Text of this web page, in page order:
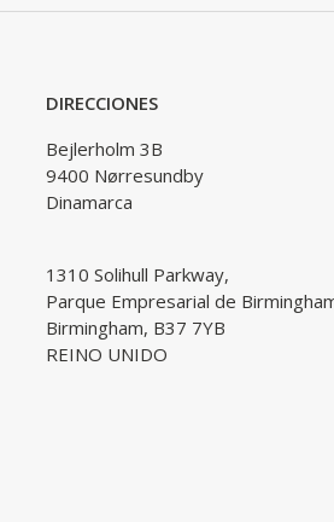
DIRECCIONES
Bejlerholm 3B
9400 Nørresundby
Dinamarca
1310 Solihull Parkway,
Parque Empresarial de
Birmingham, B37 7YB
REINO UNIDO